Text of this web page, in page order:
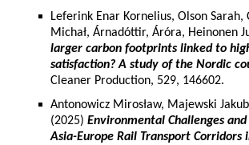
Leferink Enar Kornelius, Olson Sarah,
Michał, Árnadóttir, Áróra, Heinonen
larger carbon footprints linked to
satisfaction? A study of the Nordic
Cleaner Production, 529, 146602.
Antonowicz Mirosław, Majewski Jakub
(2025) Environmental Challenges
Asia-Europe Rail Transport Corridors